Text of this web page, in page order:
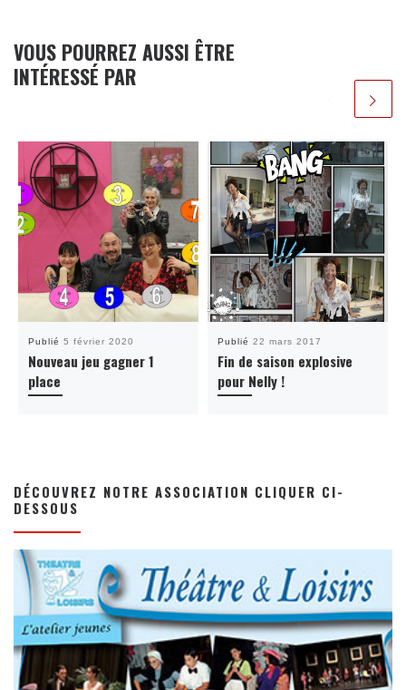
VOUS POURREZ AUSSI ÊTRE
INTÉRESSÉ PAR
Publié 5 février 2020
Nouveau jeu gagner 1
place
Publié 22 mars 2017
Fin de saison explosive
pour Nelly !
DÉCOUVREZ NOTRE ASSOCIATION CLIQUER CI-
DESSOUS